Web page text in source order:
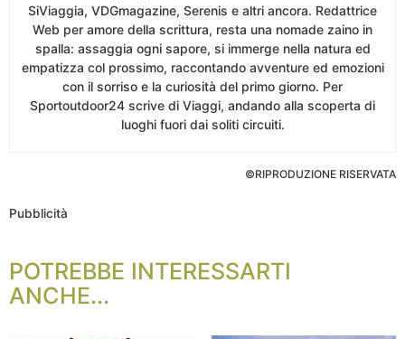
SiViaggia, VDGmagazine, Serenis e altri ancora. Redattrice
Web per amore della scrittura, resta una nomade zaino in
spalla: assaggia ogni sapore, si immerge nella natura ed
empatizza col prossimo, raccontando avventure ed emozioni
con il sorriso e la curiosità del primo giorno. Per
Sportoutdoor24 scrive di Viaggi, andando alla scoperta di
luoghi fuori dai soliti circuiti.
©RIPRODUZIONE RISERVATA
Pubblicità
POTREBBE INTERESSARTI
ANCHE...